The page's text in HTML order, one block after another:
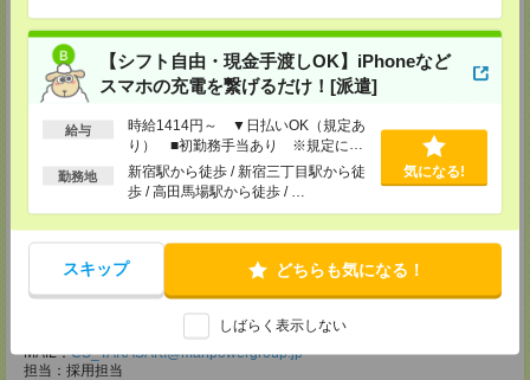
【シフト自由・現金手渡しOK】iPhoneなど
スマホの充電を繋げるだけ！[派遣]
給与
時給1414円～ ▼日払いOK（規定あ
り） ■初勤務手当あり ※規定によ
る
勤務地
新宿駅から徒歩 / 新宿三丁目駅から徒
歩 / 高田馬場駅から徒歩 / …
気になる!
スキップ どちらも気になる！
しばらく表示しない
CS横浜支店
〒220-8136
神奈川県横浜市西区みなとみらい 2-2-1 横浜ランドマークタワー36F
TEL：0120-659-459
担当：採用担当
〒330-0854 埼玉県さいたま市大宮区桜木町 1-10-16 シーノ大宮ノース
MAIL：
CS_OMIYA@manpowergroup.jp
担当：採用担当
CS高崎支店
〒370-0831 群馬県高崎市あら町167 高崎第一生命ビルディング11Ｆ
MAIL：CS_TAKASAKI@manpowergroup.jp
担当：採用担当